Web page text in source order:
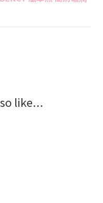
like...